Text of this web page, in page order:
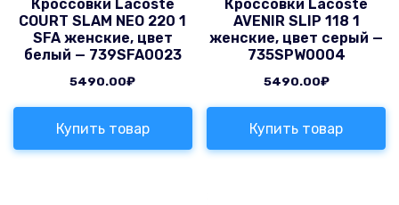
Кроссовки Lacoste
COURT SLAM NEO 220 1
SFA женские, цвет
белый — 739SFA0023
5490.00₽
Купить товар
Кроссовки Lacoste
AVENIR SLIP 118 1
женские, цвет серый —
735SPW0004
5490.00₽
Купить товар